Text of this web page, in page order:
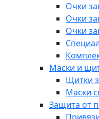
Очки
Очки
Очки
Маски и
Щитки
Маски
Защита от